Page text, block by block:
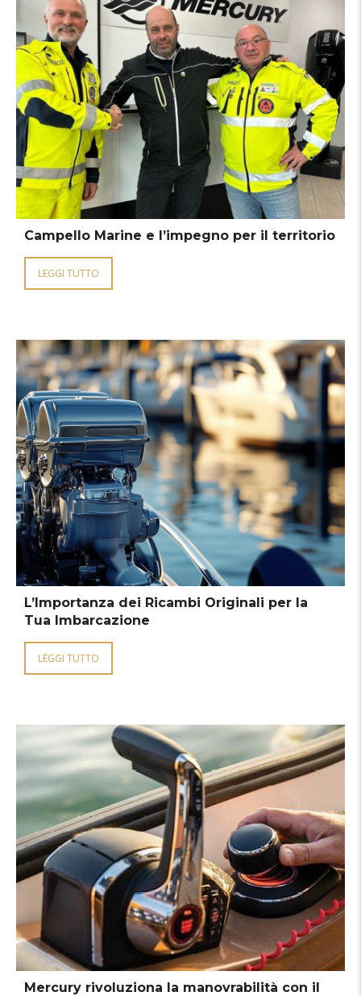
Campello Marine e l’impegno per il territorio
LEGGI TUTTO
L’Importanza dei Ricambi Originali per la
Tua Imbarcazione
LEGGI TUTTO
Mercury rivoluziona la manovrabilità con il